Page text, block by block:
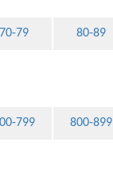
70-79 80-89
799 800-899